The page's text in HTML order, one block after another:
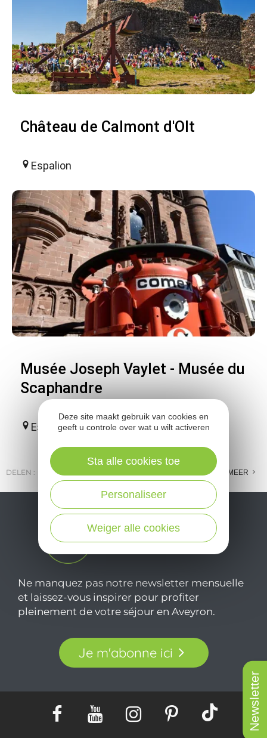
Newsletter
Château de Calmont d'Olt
Espalion
Musée Joseph Vaylet - Musée du
Scaphandre
Espalion
DELEN : E-MAIL FACEBOOK MEER
Ne manquez pas notre newsletter mensuelle
et laissez-vous inspirer pour profiter
pleinement de votre séjour en Aveyron.
Je m'abonne ici
Deze site maakt gebruik van cookies en
geeft u controle over wat u wilt activeren
Weiger alle cookies
Personaliseer
Sta alle cookies toe